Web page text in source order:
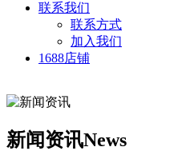
联系我们
联系方式
加入我们
1688店铺
新闻资讯News